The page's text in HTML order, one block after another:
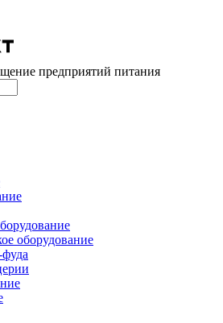
предприятий питания
оборудование